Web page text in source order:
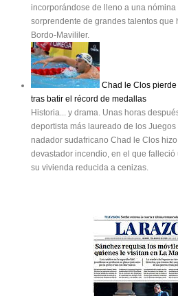
incorporándose de lleno a una nómina
sorprendente de grandes talentos que
Bordo-Mavililer.
Chad le Clos
tras batir el récord de medallas
Historia... y drama. Unas horas
deportista más laureado de los Juegos
nadador sudafricano Chad le Clos
devastador incendio, en el que falleció
su vivienda reducida a cenizas.